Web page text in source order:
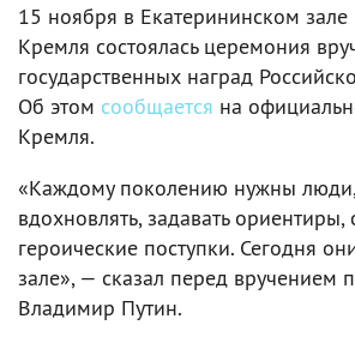
15 ноября в Екатерининском зале
Кремля состоялась церемония
государственных наград
Об этом сообщается на
Кремля.
«Каждому поколению нужны
вдохновлять, задавать ориентиры,
героические поступки. Сегодня
зале», — сказал перед вручением
Владимир Путин.